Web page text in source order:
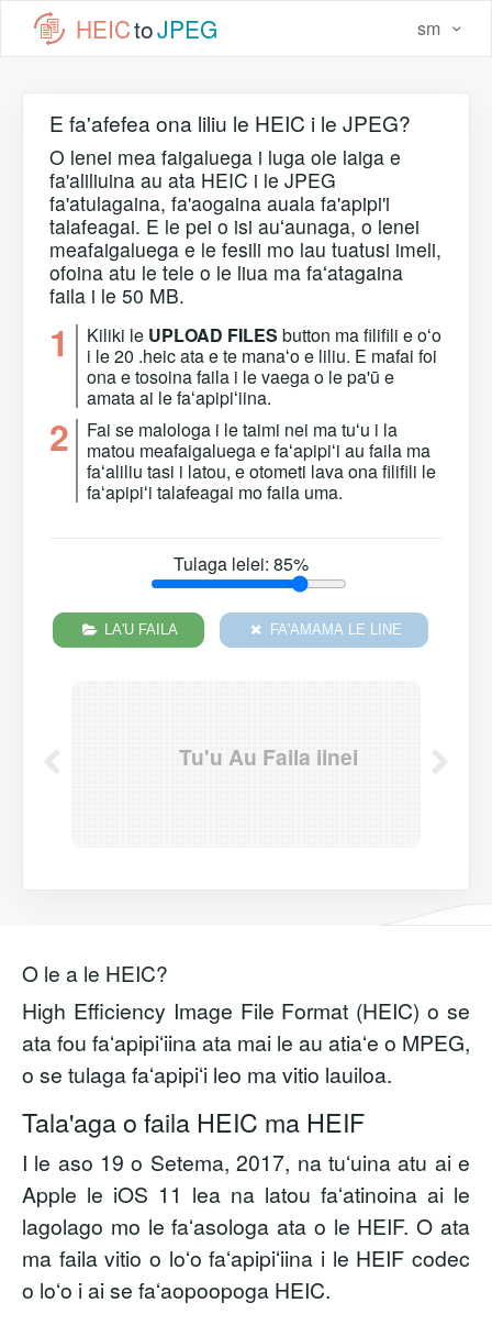
HEICtoJPEG sm
E fa'afefea ona liliu le HEIC i le JPEG?
O lenei mea faigaluega i luga ole laiga e
fa'aliliuina au ata HEIC i le JPEG
fa'atulagaina, fa'aogaina auala fa'apipi'i
talafeagai. E le pei o isi auʻaunaga, o lenei
meafaigaluega e le fesili mo lau tuatusi imeli,
ofoina atu le tele o le liua ma faʻatagaina
faila i le 50 MB.
1 Kiliki le UPLOAD FILES button ma filifili e oʻo
i le 20 .heic ata e te manaʻo e liliu. E mafai foi
ona e tosoina faila i le vaega o le pa'ū e
amata ai le faʻapipiʻiina.
2
Fai se malologa i le taimi nei ma tuʻu i la
matou meafaigaluega e faʻapipiʻi au faila ma
faʻaliliu tasi i latou, e otometi lava ona filifili le
faʻapipiʻi talafeagai mo faila uma.
Tulaga lelei: 85%
LA'U FAILA FA'AMAMA LE LINE
Tu'u Au Faila iinei
O le a le HEIC?
High Efficiency Image File Format (HEIC) o se
ata fou faʻapipiʻiina ata mai le au atiaʻe o MPEG,
o se tulaga faʻapipiʻi leo ma vitio lauiloa.
Tala'aga o faila HEIC ma HEIF
I le aso 19 o Setema, 2017, na tuʻuina atu ai e
Apple le iOS 11 lea na latou faʻatinoina ai le
lagolago mo le faʻasologa ata o le HEIF. O ata
ma faila vitio o loʻo faʻapipiʻiina i le HEIF codec
o loʻo i ai se faʻaopoopoga HEIC.